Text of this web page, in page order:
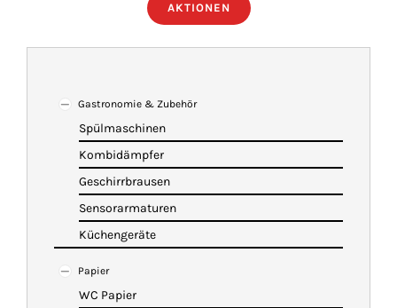
IMBISSANHÄNGER
KATALOG
WARENKORB
AKTIONEN
Gastronomie & Zubehör
Spülmaschinen
Kombidämpfer
Geschirrbrausen
Sensorarmaturen
Küchengeräte
Papier
WC Papier